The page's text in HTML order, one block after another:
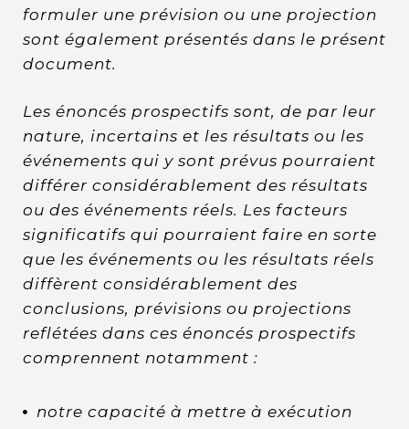
formuler une prévision ou une projection
sont également présentés dans le présent
document.
Les énoncés prospectifs sont, de par leur
nature, incertains et les résultats ou les
événements qui y sont prévus pourraient
différer considérablement des résultats
ou des événements réels. Les facteurs
significatifs qui pourraient faire en sorte
que les événements ou les résultats réels
diffèrent considérablement des
conclusions, prévisions ou projections
reflétées dans ces énoncés prospectifs
comprennent notamment :
notre capacité à mettre à exécution